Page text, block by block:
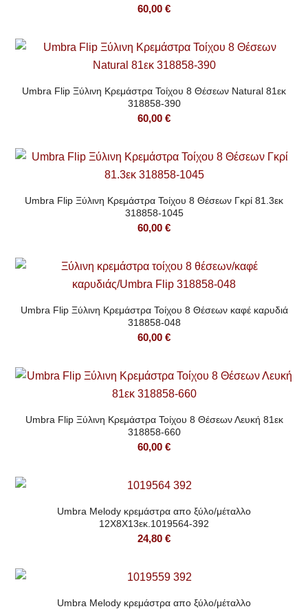
60,00 €
Umbra Flip Ξύλινη Κρεμάστρα Τοίχου 8 Θέσεων Natural 81εκ
318858-390
60,00 €
Umbra Flip Ξύλινη Κρεμάστρα Τοίχου 8 Θέσεων Γκρί 81.3εκ
318858-1045
60,00 €
Umbra Flip Ξύλινη Κρεμάστρα Τοίχου 8 Θέσεων καφέ καρυδιά
318858-048
60,00 €
Umbra Flip Ξύλινη Κρεμάστρα Τοίχου 8 Θέσεων Λευκή 81εκ
318858-660
60,00 €
Umbra Melody κρεμάστρα απο ξύλο/μέταλλο
12Χ8X13εκ.1019564-392
24,80 €
Umbra Melody κρεμάστρα απο ξύλο/μέταλλο